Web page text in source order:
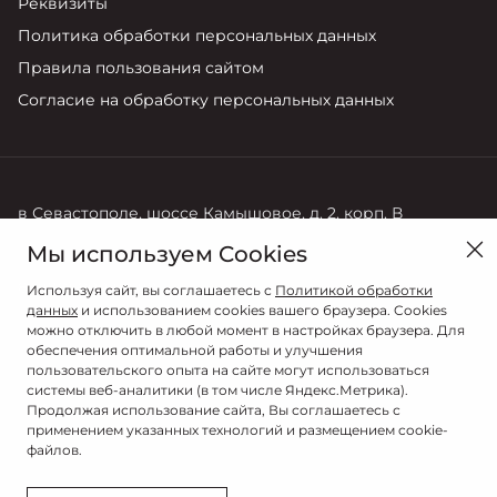
Негативное ощущение клиента, которое не
связано с дефектами материалов и
производства и не влияет на качество и
характеристики в эксплуатации.
связанные с регулярным техническим
обслуживанием, проверочными и
регулировочными работами (такие как
регулировка холостого хода, расхода топлива,
уровня CO, ЭБУ, светового потока, углов
установки колес, балансировка колес и т. д.).
Требования покупателя возместить
смазочных масел и жидкостей (тормозной,
Политика обработки персональных данных
Правила пользования сайтом
Согласие на обработку персональных данных
в Севастополе, шоссе Камышовое, д. 2, корп. В
Продажи
8 (978) 800-92-92
Мы используем Cookies
Используя сайт, вы соглашаетесь с Политикой обработки
данных и использованием cookies вашего браузера. Cookies
можно отключить в любой момент в настройках браузера. Для
обеспечения оптимальной работы и улучшения
пользовательского опыта на сайте могут использоваться
системы веб-аналитики (в том числе Яндекс.Метрика).
Продолжая использование сайта, Вы соглашаетесь с
применением указанных технологий и размещением cookie-
файлов.